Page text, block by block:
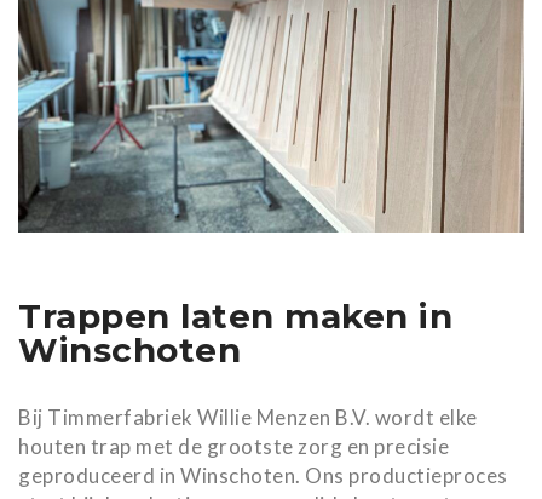
Trappen laten maken in
Winschoten
Bij Timmerfabriek Willie Menzen B.V. wordt elke
houten trap met de grootste zorg en precisie
geproduceerd in Winschoten. Ons productieproces